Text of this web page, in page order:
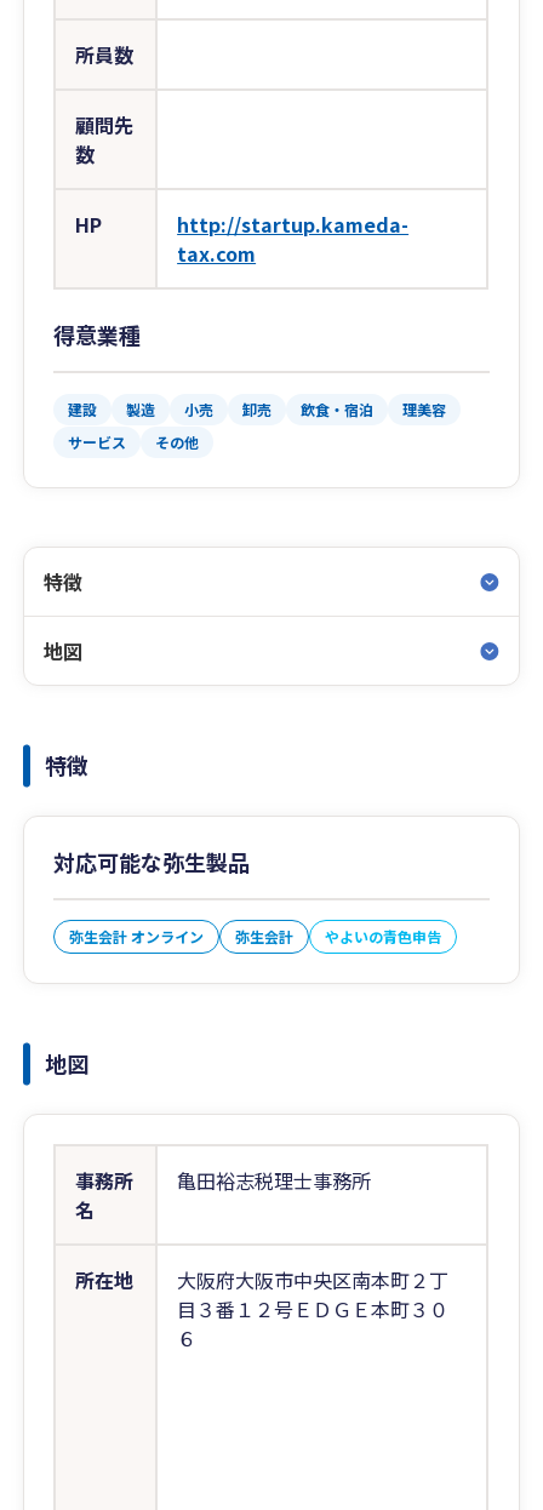
所員数
顧問先
数
HP
http://startup.kameda-
tax.com
得意業種
建設 製造 小売 卸売 飲食・宿泊
理美容
サービス
その他
特徴
地図
特徴
対応可能な弥生製品
弥生会計 オンライン 弥生会計 やよいの青色申告
地図
事務所
名
亀田裕志税理士事務所
所在地
大阪府大阪市中央区南本町２丁
目３番１２号ＥＤＧＥ本町３０
６